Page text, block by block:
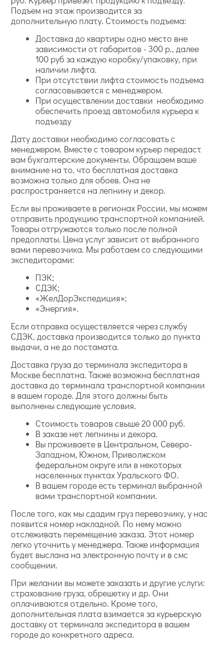
Подъем на этаж производится за
дополнительную плату. Стоимость подъема:
Доставка до квартиры одно место вне
зависимости от габаритов - 300 р., далее
100 руб за каждую коробку/упаковку, при
наличии лифта.
При отсутствии лифта стоимость подъема
согласовывается с менеджером.
При осуществлении доставки необходимо
обеспечить проезд автомобиля курьера к
подъезду
Дату доставки необходимо согласовать с
менеджером. Вместе с товаром курьер передаст
вам бухгалтерские документы. Обращаем ваше
внимание на то, что бесплатная доставка
возможна только для обоев. Она не
распространяется на лепнину и декор.
Если вы проживаете в регионах России, мы можем
отправить продукцию транспортной компанией.
Товары отгружаются только после полной
предоплаты. Цена услуг зависит от выбранного
вами перевозчика. Мы работаем со следующими
экспедиторами:
ПЭК;
СДЭК;
«ЖелДорЭкспедиция»;
«Энергия».
Если отправка осуществляется через службу
СДЭК, доставка производится только до пункта
выдачи, а не до постамата.
Доставка груза до терминала экспедитора в
Москве бесплатна. Также возможна бесплатная
доставка до терминала транспортной компании
в вашем городе. Для этого должны быть
выполнены следующие условия.
Стоимость товаров свыше 20 000 руб.
В заказе нет лепнины и декора.
Вы проживаете в Центральном, Северо-
Западном, Южном, Приволжском
федеральном округе или в некоторых
населенных пунктах Уральского ФО.
В вашем городе есть терминал выбранной
вами транспортной компании.
После того, как мы сдадим груз перевозчику, у нас
появится номер накладной. По нему можно
отслеживать перемещение заказа. Этот номер
легко уточнить у менеджера. Также информация
будет выслана на электронную почту и в смс
сообщении.
При желании вы можете заказать и другие услуги:
страхование груза, обрешетку и др. Они
оплачиваются отдельно. Кроме того,
дополнительная плата взимается за курьерскую
доставку от терминала экспедитора в вашем
городе до конкретного адреса.